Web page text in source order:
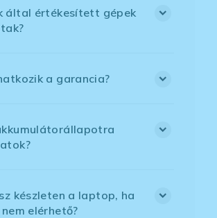
által értékesített gépek
a garancia?
készleten a laptop, ha
elérhető?